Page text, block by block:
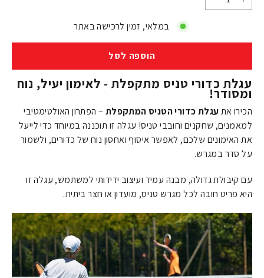
−
+
במלאי, זמין לרכישה באתר
הוספה לסל
עגלת כדורי טניס מתקפלת - לאימון יעיל, נוח
ומסודר!
הכירו אתעגלת כדורי הטניס המתקפלת – הפתרון האולטימטיבי
למאמנים, שחקנים וחובבי טניס! עגלה זו תוכננה במיוחד כדי לייעל
את האימונים שלכם, לאפשר איסוף ואחסון נוח של כדורים, ולשמור
על סדר במגרש.
עם קיבולת גדולה, מבנה עמיד ועיצוב ידידותי למשתמש, עגלה זו
היא פריט חובה לכל מגרש טניס, מועדון או חצר ביתית.